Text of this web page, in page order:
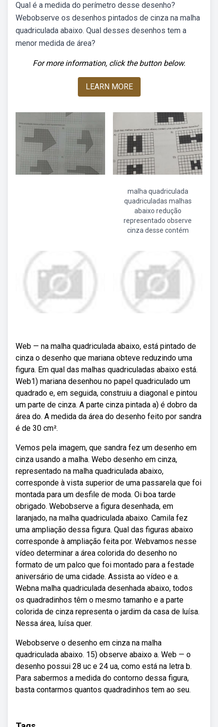
Qual é a medida do perímetro desse desenho?
Webobserve os desenhos pintados de cinza na malha
quadriculada abaixo. Qual desses desenhos tem a
menor medida de área?
For more information, click the button below.
LEARN MORE
malha quadriculada
quadriculadas malhas
abaixo redução
representado observe
cinza desse contém
Web — na malha quadriculada abaixo, está pintado de
cinza o desenho que mariana obteve reduzindo uma
figura. Em qual das malhas quadriculadas abaixo está.
Web1) mariana desenhou no papel quadriculado um
quadrado e, em seguida, construiu a diagonal e pintou
um parte de cinza. A parte cinza pintada a) é dobro da
área do. A medida da área do desenho feito por sandra
é de 30 cm².
Vemos pela imagem, que sandra fez um desenho em
cinza usando a malha. Webo desenho em cinza,
representado na malha quadriculada abaixo,
corresponde à vista superior de uma passarela que foi
montada para um desfile de moda. Oi boa tarde
obrigado. Webobserve a figura desenhada, em
laranjado, na malha quadriculada abaixo. Camila fez
uma ampliação dessa figura. Qual das figuras abaixo
corresponde à ampliação feita por. Webvamos nesse
vídeo determinar a área colorida do desenho no
formato de um palco que foi montado para a festade
aniversário de uma cidade. Assista ao vídeo e a.
Webna malha quadriculada desenhada abaixo, todos
os quadradinhos têm o mesmo tamanho e a parte
colorida de cinza representa o jardim da casa de luísa.
Nessa área, luísa quer.
Webobserve o desenho em cinza na malha
quadriculada abaixo. 15) observe abaixo a. Web — o
desenho possui 28 uc e 24 ua, como está na letra b.
Para sabermos a medida do contorno dessa figura,
basta contarmos quantos quadradinhos tem ao seu.